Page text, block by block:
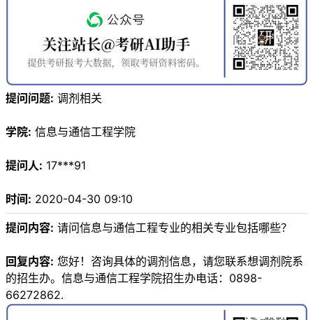
提问问题: 调剂相关
学院: 信息与通信工程学院
提问人: 17***91
时间: 2020-04-30 09:10
提问内容: 请问信息与通信工程专业的相关专业包括哪些？
回复内容: 您好！咨询具体的调剂信息，请您联系想调剂院系
的招生办。信息与通信工程学院招生办电话：0898-
66272862.